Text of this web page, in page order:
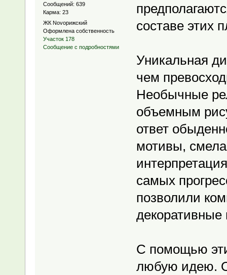
Сообщений: 639
Карма: 23
ЖК Novoрижский
Оформлена собственность
Участок 178
Сообщение с подробностями
составе этих
Уникальная
чем
Необычные
объемным
ответ
мотивы,
самых
позволили
декоративные
С помощью
любую идею.